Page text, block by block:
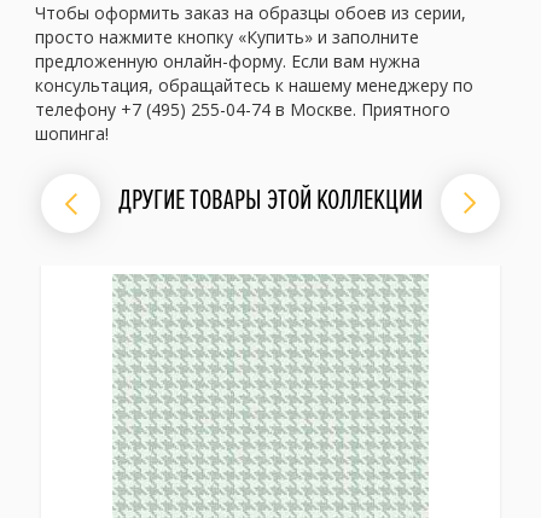
Чтобы оформить заказ на образцы обоев из серии,
просто нажмите кнопку «Купить» и заполните
предложенную онлайн-форму. Если вам нужна
консультация, обращайтесь к нашему менеджеру по
телефону +7 (495) 255-04-74 в Москве. Приятного
шопинга!
ДРУГИЕ ТОВАРЫ ЭТОЙ КОЛЛЕКЦИИ